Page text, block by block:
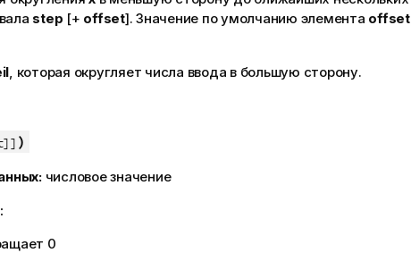
step [+ offset]. Значение по умолчанию элемента offset
, которая округляет числа ввода в большую сторону.
)
числовое значение
0